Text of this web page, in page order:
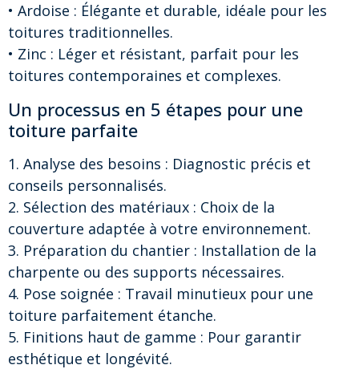
• Ardoise : Élégante et durable, idéale pour les
toitures traditionnelles.
• Zinc : Léger et résistant, parfait pour les
toitures contemporaines et complexes.
Un processus en 5 étapes pour une
toiture parfaite
1. Analyse des besoins : Diagnostic précis et
conseils personnalisés.
2. Sélection des matériaux : Choix de la
couverture adaptée à votre environnement.
3. Préparation du chantier : Installation de la
charpente ou des supports nécessaires.
4. Pose soignée : Travail minutieux pour une
toiture parfaitement étanche.
5. Finitions haut de gamme : Pour garantir
esthétique et longévité.